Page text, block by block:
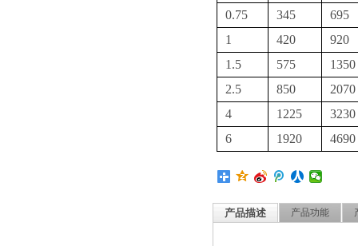
0.75
345
695
1
420
920
1.5
575
1350
2.5
850
2070
4
1225
3230
6
1920 4690
产品描述 产品功能